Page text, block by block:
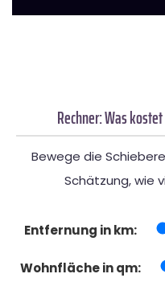
Rechner: Was
Bewege die
Schätzung, wie
Entfernung in km:
Wohnfläche in qm: